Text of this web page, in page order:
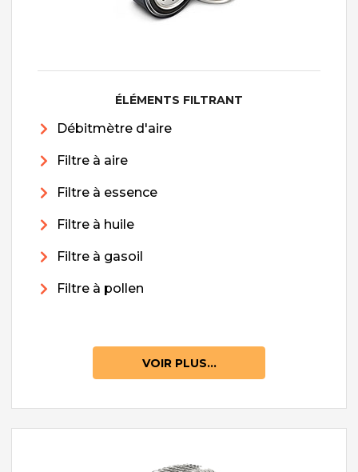
ÉLÉMENTS FILTRANT
Débitmètre d'aire
Filtre à aire
Filtre à essence
Filtre à huile
Filtre à gasoil
Filtre à pollen
VOIR PLUS...